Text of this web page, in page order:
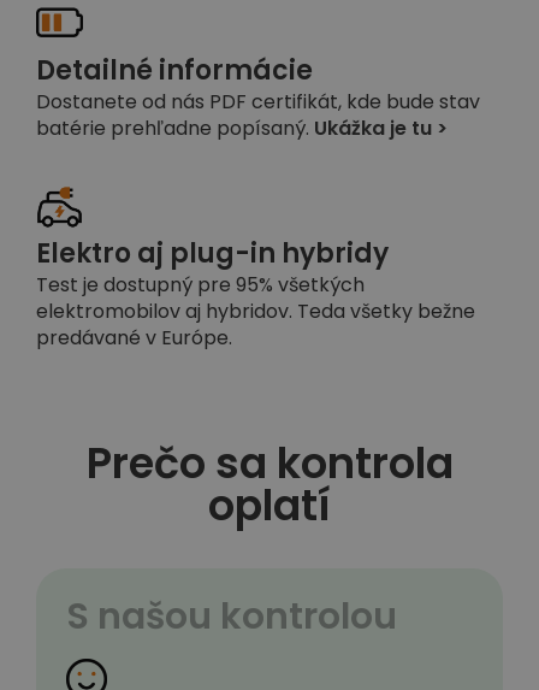
Detailné informácie
Dostanete od nás PDF certifikát, kde bude stav
batérie prehľadne popísaný. Ukážka je tu >
Elektro aj plug-in hybridy
Test je dostupný pre 95% všetkých
elektromobilov aj hybridov. Teda všetky bežne
predávané v Európe.
Prečo sa kontrola
oplatí
S našou kontrolou